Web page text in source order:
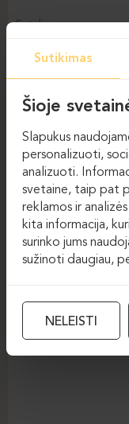
Foteliai
BASTION
Foteliai
Sutikimas
Šioje
Slapukus
personalizuoti,
analizuoti.
svetaine, taip pat
reklamos ir
kita informacija,
surinko jums
sužinoti daugiau,
NELEISTI